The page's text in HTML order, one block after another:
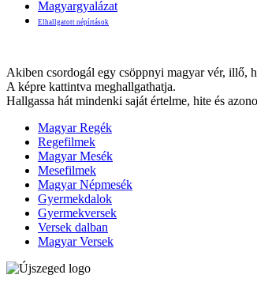
Magyargyalázat
Elhallgatott népírtások
Akiben csordogál egy csöppnyi magyar vér, illő,
A képre kattintva meghallgathatja.
Hallgassa hát mindenki saját értelme, hite és
Magyar Regék
Regefilmek
Magyar Mesék
Mesefilmek
Magyar Népmesék
Gyermekdalok
Gyermekversek
Versek dalban
Magyar Versek